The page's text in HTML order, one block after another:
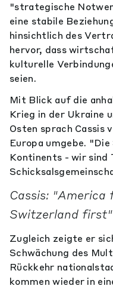
"strategische
eine stabile
hinsichtlich des
hervor, dass
kulturelle
seien.
Mit Blick auf die
Krieg in der Ukraine
Osten sprach Cassis
Europa umgebe.
Kontinents - wir sind
Cassis:
Switzerland first"
Zugleich zeigte er
Schwächung des
Rückkehr
kommen wieder in